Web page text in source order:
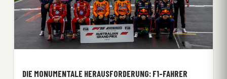
DIE MONUMENTALE HERAUSFORDERUNG: F1-FAHRER